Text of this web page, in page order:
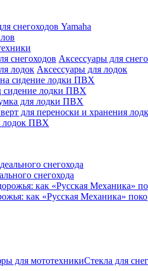
снегоходов Yamaha
Аксессуары для
Аксессуары для лодок
сидение лодки ПВХ
сидение лодки ПВХ
для лодки ПВХ
для переноски и хранения
лодок ПВХ
снегохода
как «Русская Механика»
для мототехникиСтекла для